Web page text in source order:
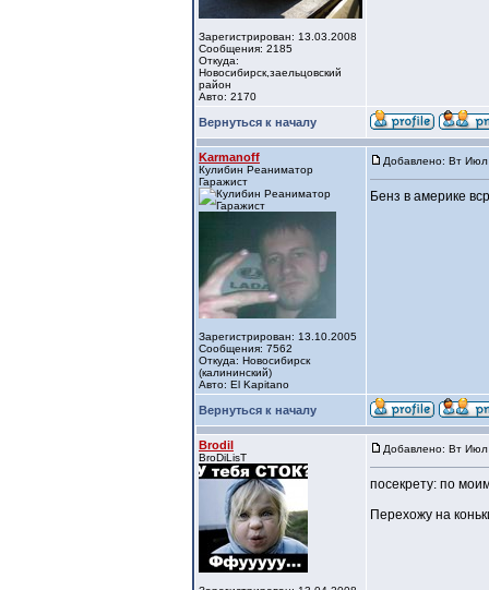
Зарегистрирован: 13.03.2008
Сообщения: 2185
Откуда:
Новосибирск,заельцовский
район
Авто: 2170
Вернуться к началу
Karmanoff
Кулибин Реаниматор
Гаражист
Зарегистрирован: 13.10.2005
Сообщения: 7562
Откуда: Новосибирск
(калининский)
Авто: El Kapitano
Добавлено: Вт
Бенз в америке
Вернуться к началу
Brodil
BroDiLisT
Добавлено: Вт
посекрету: по
Перехожу на